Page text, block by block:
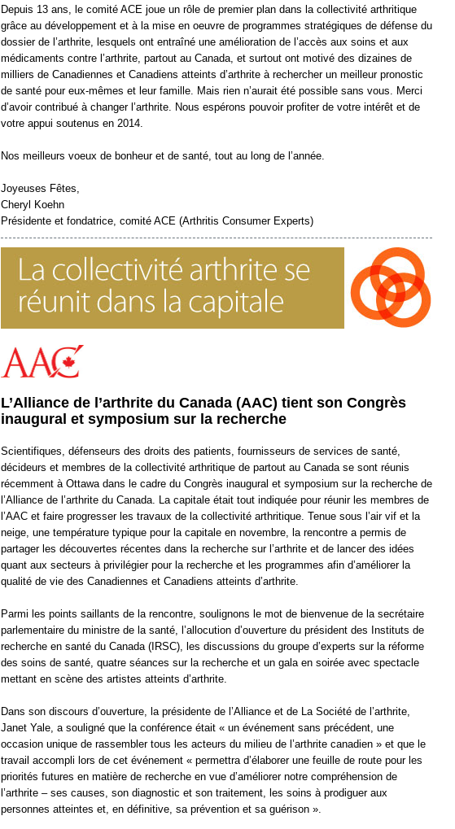
Depuis 13 ans, le comité ACE joue un rôle de premier plan dans la collectivité arthritique
grâce au développement et à la mise en oeuvre de programmes stratégiques de défense du
dossier de l’arthrite, lesquels ont entraîné une amélioration de l’accès aux soins et aux
médicaments contre l’arthrite, partout au Canada, et surtout ont motivé des dizaines de
milliers de Canadiennes et Canadiens atteints d’arthrite à rechercher un meilleur pronostic
de santé pour eux-mêmes et leur famille. Mais rien n’aurait été possible sans vous. Merci
d’avoir contribué à changer l’arthrite. Nous espérons pouvoir profiter de votre intérêt et de
votre appui soutenus en 2014.
Nos meilleurs voeux de bonheur et de santé, tout au long de l’année.
Joyeuses Fêtes,
Cheryl Koehn
Présidente et fondatrice, comité ACE (Arthritis Consumer Experts)
L’Alliance de l’arthrite du Canada (AAC) tient son Congrès
inaugural et symposium sur la recherche
Scientifiques, défenseurs des droits des patients, fournisseurs de services de santé,
décideurs et membres de la collectivité arthritique de partout au Canada se sont réunis
récemment à Ottawa dans le cadre du Congrès inaugural et symposium sur la recherche de
l’Alliance de l’arthrite du Canada. La capitale était tout indiquée pour réunir les membres de
l’AAC et faire progresser les travaux de la collectivité arthritique. Tenue sous l’air vif et la
neige, une température typique pour la capitale en novembre, la rencontre a permis de
partager les découvertes récentes dans la recherche sur l’arthrite et de lancer des idées
quant aux secteurs à privilégier pour la recherche et les programmes afin d’améliorer la
qualité de vie des Canadiennes et Canadiens atteints d’arthrite.
Parmi les points saillants de la rencontre, soulignons le mot de bienvenue de la secrétaire
parlementaire du ministre de la santé, l’allocution d’ouverture du président des Instituts de
recherche en santé du Canada (IRSC), les discussions du groupe d’experts sur la réforme
des soins de santé, quatre séances sur la recherche et un gala en soirée avec spectacle
mettant en scène des artistes atteints d’arthrite.
Dans son discours d’ouverture, la présidente de l’Alliance et de La Société de l’arthrite,
Janet Yale, a souligné que la conférence était « un événement sans précédent, une
occasion unique de rassembler tous les acteurs du milieu de l’arthrite canadien » et que le
travail accompli lors de cet événement « permettra d’élaborer une feuille de route pour les
priorités futures en matière de recherche en vue d’améliorer notre compréhension de
l’arthrite – ses causes, son diagnostic et son traitement, les soins à prodiguer aux
personnes atteintes et, en définitive, sa prévention et sa guérison ».